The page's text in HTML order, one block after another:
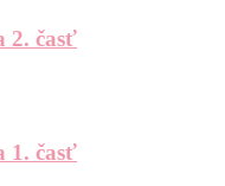
2. časť
1. časť